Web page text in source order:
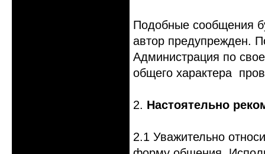
Подобные сообщения
автор предупрежден.
Администрация по
общего характера
2. Настоятельно
2.1 Уважительно